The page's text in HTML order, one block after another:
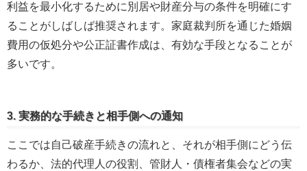
利益を最小化するために別居や財産分与の条件を明確にす
ることがしばしば推奨されます。家庭裁判所を通じた婚姻
費用の仮処分や公正証書作成は、有効な手段となることが
多いです。
3. 実務的な手続きと相手側への通知
ここでは自己破産手続きの流れと、それが相手側にどう伝
わるか、法的代理人の役割、管財人・債権者集会などの実